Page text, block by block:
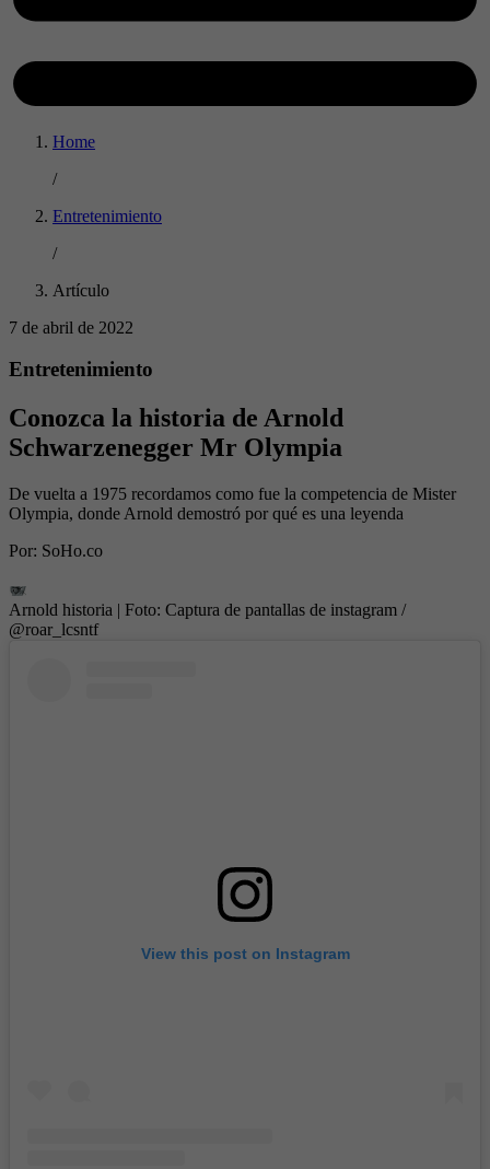
Home
/
Entretenimiento
/
Artículo
7 de abril de 2022
Entretenimiento
Conozca la historia de Arnold
Schwarzenegger Mr Olympia
De vuelta a 1975 recordamos como fue la competencia de Mister
Olympia, donde Arnold demostró por qué es una leyenda
Por: SoHo.co
Arnold historia | Foto: Captura de pantallas de instagram /
@roar_lcsntf
View this post on Instagram